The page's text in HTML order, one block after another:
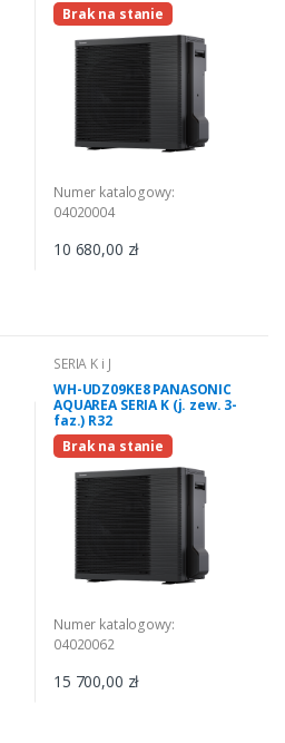
Brak na stanie
Numer katalogowy:
04020004
10 680,00 zł
SERIA K i J
WH-UDZ09KE8 PANASONIC
AQUAREA SERIA K (j. zew. 3-
faz.) R32
Brak na stanie
Numer katalogowy:
04020062
15 700,00 zł